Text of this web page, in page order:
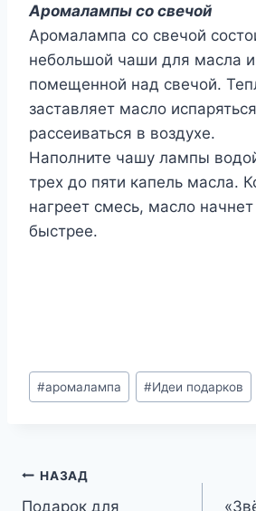
Аромалампы со свечой
Аромалампа со свечой
небольшой чаши для масла
помещенной над свечой.
заставляет масло
рассеиваться в воздухе.
Наполните чашу лампы
трех до пяти капель масла.
нагреет смесь, масло начнет
быстрее.
Метки
записи:
#аромалампа #Идеи подарков
Навигация
НАЗАД
Подарок для